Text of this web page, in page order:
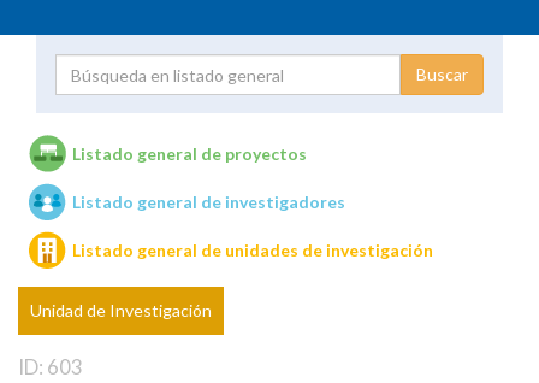
Unidades de investigación
Listado general de proyectos
Listado general de investigadores
Listado general de unidades de investigación
Unidad de Investigación
ID: 603